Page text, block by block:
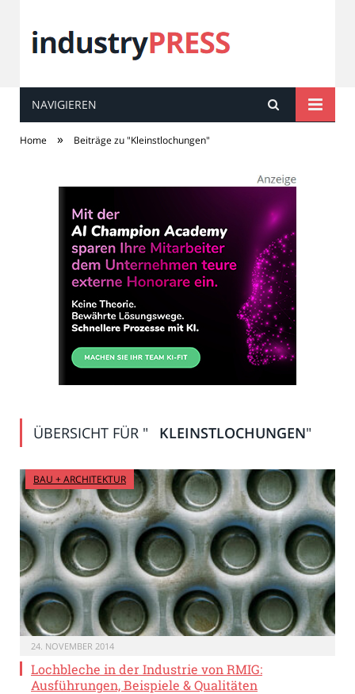
industryPRESS
NAVIGIEREN
Home » Beiträge zu "Kleinstlochungen"
ÜBERSICHT FÜR " KLEINSTLOCHUNGEN"
BAU + ARCHITEKTUR
24. NOVEMBER 2014
Lochbleche in der Industrie von RMIG:
Ausführungen, Beispiele & Qualitäten